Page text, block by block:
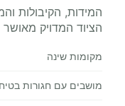
המידות, הקיבולות
הציוד המדויק
מקומות שינה
מושבים עם חגורות